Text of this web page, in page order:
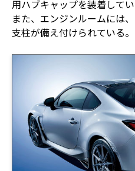
用ハブキャップを装着してい
また、エンジンルームには
支柱が備え付けられている。